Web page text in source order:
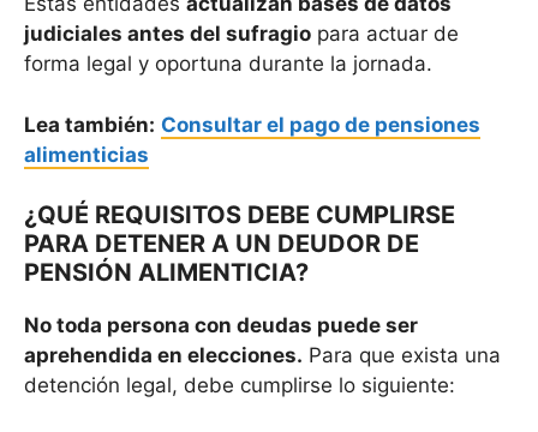
judiciales antes del sufragio para actuar de
forma legal y oportuna durante la jornada.
Lea también: Consultar el pago de pensiones
alimenticias
¿QUÉ REQUISITOS DEBE CUMPLIRSE
PARA DETENER A UN DEUDOR DE
PENSIÓN ALIMENTICIA?
No toda persona con deudas puede ser
aprehendida en elecciones. Para que exista una
detención legal, debe cumplirse lo siguiente: